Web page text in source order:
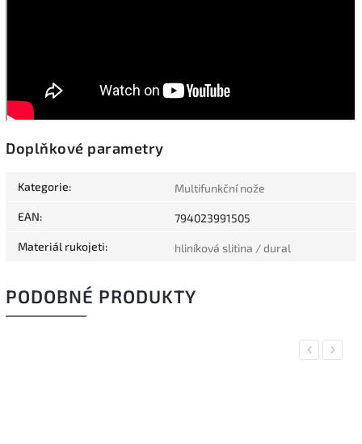
Doplňkové parametry
Kategorie: Multifunkční nože
EAN: 794023991505
Materiál rukojeti: hliníková slitina / dural
PODOBNÉ PRODUKTY
Previous
Next